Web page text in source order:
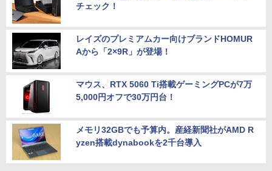
チェック！
レイズのプレミアムカー向けブランドHOMUR
Aから「2×9R」が登場！
マウス、RTX 5060 Ti搭載ゲーミングPCが7万
5,000円オフで30万円台！
メモリ32GBでも予算内。産経新聞社がAMD R
yzen搭載dynabookを2千台導入